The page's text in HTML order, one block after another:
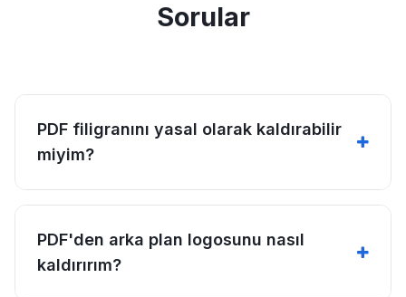
Sorular
PDF filigranını yasal olarak kaldırabilir
miyim?
PDF'den arka plan logosunu nasıl
kaldırırım?